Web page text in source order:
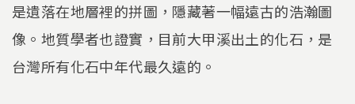
是遺落在地層裡的拼圖，隱藏著一幅遠古的浩瀚圖
像。地質學者也證實，目前大甲溪出土的化石，是
台灣所有化石中年代最久遠的。